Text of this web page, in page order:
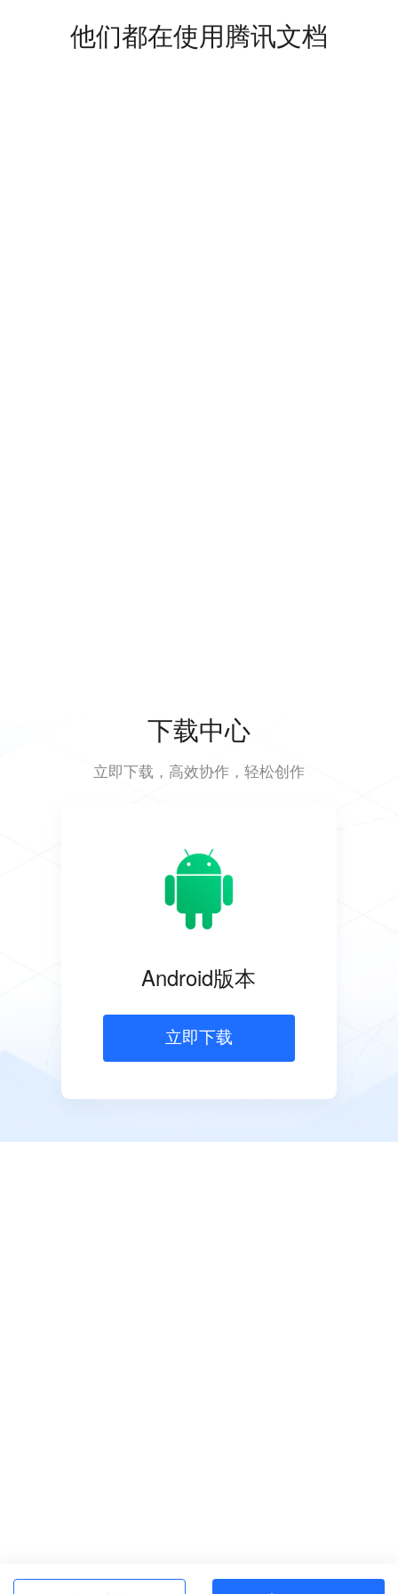
他们都在使用腾讯文档
下载中心
立即下载，高效协作，轻松创作
Android版本
立即下载